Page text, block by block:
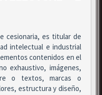
cesionaria, es titular de
intelectual e industrial
contenidos en el
exhaustivo, imágenes,
o textos, marcas o
estructura y diseño,